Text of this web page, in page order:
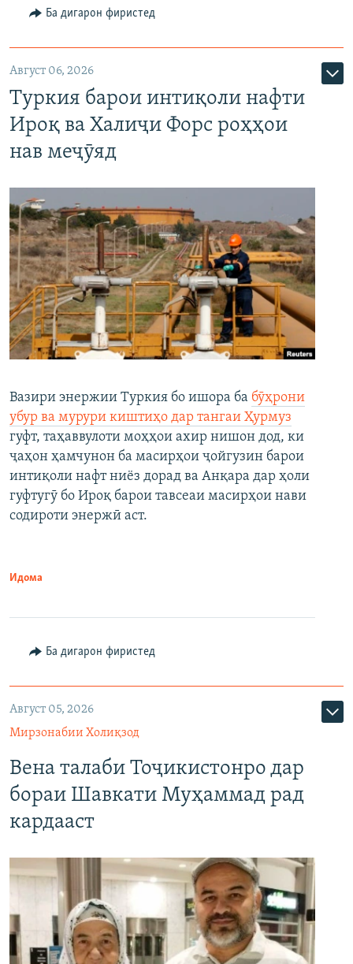
Ба дигарон фиристед
Август 06, 2026
Туркия барои интиқоли нафти
Ироқ ва Халиҷи Форс роҳҳои
нав меҷӯяд
Вазири энержии Туркия бо ишора ба бӯҳрони
убур ва мурури киштиҳо дар тангаи Ҳурмуз
гуфт, таҳаввулоти моҳҳои ахир нишон дод, ки
ҷаҳон ҳамчунон ба масирҳои ҷойгузин барои
интиқоли нафт ниёз дорад ва Анқара дар ҳоли
гуфтугӯ бо Ироқ барои тавсеаи масирҳои нави
содироти энержӣ аст.
Идома
Ба дигарон фиристед
Август 05, 2026
Мирзонабии Холиқзод
Вена талаби Тоҷикистонро дар
бораи Шавкати Муҳаммад рад
кардааст